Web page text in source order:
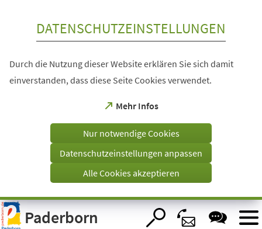
Visuelle
Assistenzsoftware
öffnen.
DATENSCHUTZEINSTELLUNGEN
Durch die Nutzung dieser Website erklären Sie sich damit
einverstanden, dass diese Seite Cookies verwendet.
Mehr Infos
(Öffnet
einem
Tab)
Nur notwendige Cookies
Datenschutzeinstellungen anpassen
Alle Cookies akzeptieren
Paderborn